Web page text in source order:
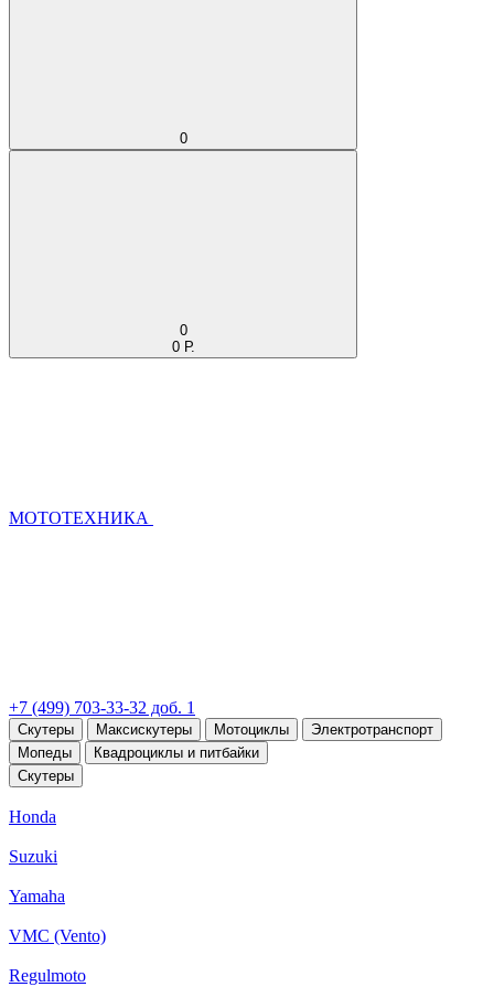
0
0
0 Р.
МОТОТЕХНИКА
+7 (499) 703-33-32 доб. 1
Скутеры Максискутеры Мотоциклы
Электротранспорт
Мопеды
Квадроциклы и питбайки
Скутеры
Honda
Suzuki
Yamaha
VMC (Vento)
Regulmoto